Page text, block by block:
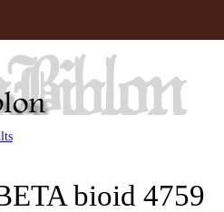
bioid 4759